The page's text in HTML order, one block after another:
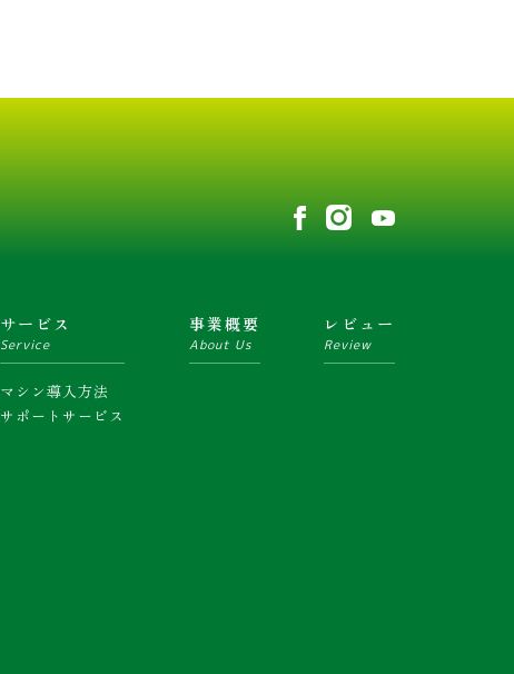
サービス
Service
マシン導入方法
サポートサービス
事業概要
About Us
レビュー
Review